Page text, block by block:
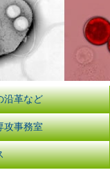
沿革など
攻事務室